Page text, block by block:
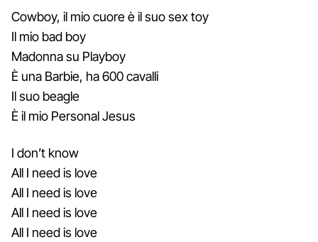
Cowboy, il mio cuore è il suo sex toy
Il mio bad boy
Madonna su Playboy
È una Barbie, ha 600 cavalli
Il suo beagle
È il mio Personal Jesus
I don’t know
All I need is love
All I need is lovе
All I need is love
All I need is love